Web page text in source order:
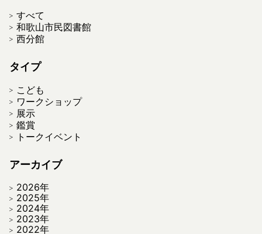
すべて
和歌山市民図書館
西分館
タイプ
こども
ワークショップ
展示
鑑賞
トークイベント
アーカイブ
2026年
2025年
2024年
2023年
2022年